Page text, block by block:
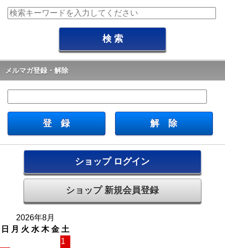
メルマガ登録・解除
ショップ ログイン
ショップ 新規会員登録
2026年8月
日
月 火 水 木 金 土
1